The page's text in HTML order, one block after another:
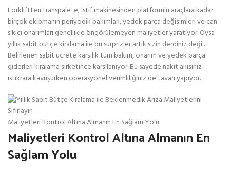
Forkliftten transpalete, istif makinesinden platformlu araçlara kadar
birçok ekipmanın periyodik bakımları, yedek parça değişimleri ve can
sıkıcı onarımları genellikle öngörülemeyen maliyetler yaratıyor. Oysa
yıllık sabit bütçe kiralama ile bu sürprizler artık sizin derdiniz değil.
Belirlenen sabit ücrete karşılık tüm bakım, onarım ve yedek parça
giderleri kiralama şirketince karşılanıyor. Bu sayede nakit akışınız
istikrara kavuşurken operasyonel verimliliğiniz de tavan yapıyor.
Maliyetleri Kontrol Altına Almanın En Sağlam Yolu
Maliyetleri Kontrol Altına Almanın En
Sağlam Yolu